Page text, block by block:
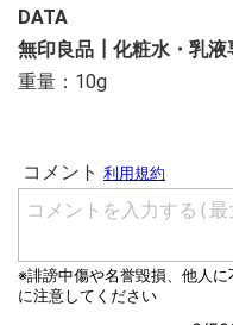
DATA
無印良品┃化粧水・乳
重量：10g